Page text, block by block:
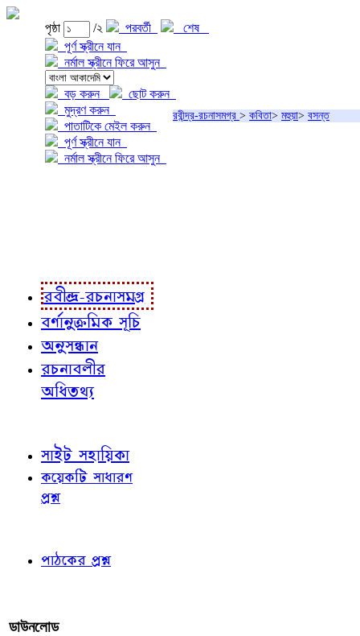
পৃষ্ঠা /২ পরবর্তী
শেষ
পূর্ণ স্ক্রীনে যান
নর্মাল স্ক্রীনে ফিরে আসুন
বড় করুন
ছোট করুন
মুদ্রণ করুন
পাতাটিকে মেইল করুন
পূর্ণ স্ক্রীনে যান
নর্মাল স্ক্রীনে ফিরে আসুন
রবীন্দ্র-রচনাসমগ্র > কবিতা> মহুয়া> বসন্ত
রবীন্দ্র-রচনাসমগ্র
বর্ণানুক্রমিক সূচি
অনুসন্ধান
রচনাবলীর
অধিতথ্য
সাইট সহায়িকা
কয়েকটি সাধারণ
প্রশ্ন
পাঠকের প্রশ্ন
ডাউনলোড